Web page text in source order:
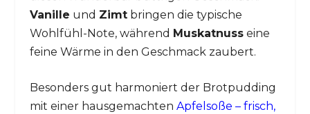
Vanille und Zimtbringen die typische
Wohlfühl-Note, während Muskatnusseine
feine Wärme in den Geschmack zaubert.
Besonders gut harmoniert der Brotpudding
mit einer hausgemachten Apfelsoße – frisch,